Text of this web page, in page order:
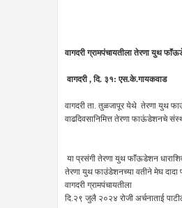
वागदरी ग्रामपंचायतीला तेरणा युथ
वागदरी , दि. ३१: एस.के.गायकवाड
वागदरी ता. तुळजापूर येथे तेरणा युथ
वाढदिवसानिमित्त तेरणा फाऊंडेशनचे
या प्रसंगी तेरणा युथ ‌फाॅंऊडेशन
तेरणा युथ फाउंडेशनच्या वतीने मेघ दादा
वागदरी ग्रामपंचायतीला
दि.२९ जुलै २०२४ रोजी अर्चनाताई